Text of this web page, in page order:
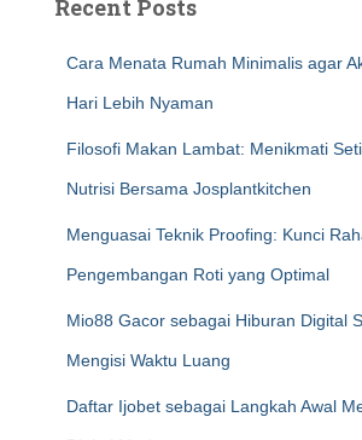
Recent Posts
Cara Menata Rumah Minimalis agar
Hari Lebih Nyaman
Filosofi Makan Lambat: Menikmati
Nutrisi Bersama Josplantkitchen
Menguasai Teknik Proofing: Kunci
Pengembangan Roti yang Optimal
Mio88 Gacor sebagai Hiburan Digital
Mengisi Waktu Luang
Daftar Ijobet sebagai Langkah Awal